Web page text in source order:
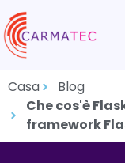
Casa
Blog
Che cos'è
framework